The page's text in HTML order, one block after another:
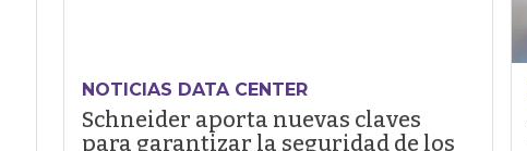
NOTICIAS DATA CENTER
Schneider aporta nuevas claves
para garantizar la seguridad de los